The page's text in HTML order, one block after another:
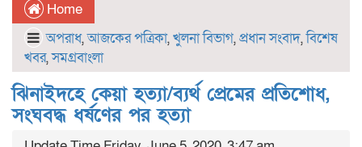
Home
অপরাধ,আজকের পত্রিকা,খুলনা বিভাগ,প্রধান সংবাদ,বিশেষ
খবর,সমগ্রবাংলা
ঝিনাইদহে কেয়া হত্যা/ব্যর্থ প্রেমের প্রতিশোধ,
সংঘবদ্ধ ধর্ষণের পর হত্যা